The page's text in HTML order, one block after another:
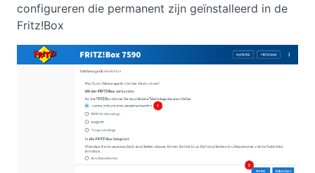
configureren die permanent zijn geïnstalleerd in de
Fritz!Box